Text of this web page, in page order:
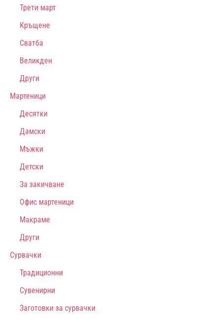
Трети март
Кръщене
Сватба
Великден
Други
Мартеници
Десятки
Дамски
Мъжки
Детски
За закичване
Офис мартеници
Макраме
Други
Сурвачки
Традиционни
Сувенирни
Заготовки за сурвачки